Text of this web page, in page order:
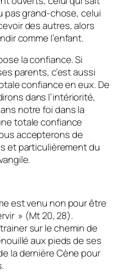
pas grand-chose, celui
des autres, alors
comme l’enfant.
la confiance. Si
parents, c’est aussi
confiance en eux. De
dans l’intériorité,
notre foi dans la
totale confiance
accepterons de
et particulièrement du
est venu non pour être
» (Mt 20, 28).
sur le chemin de
aux pieds de ses
la dernière Cène pour